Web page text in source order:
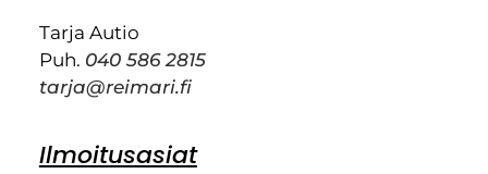
Tarja Autio
Puh. 040 586 2815
tarja@reimari.fi
Ilmoitusasiat